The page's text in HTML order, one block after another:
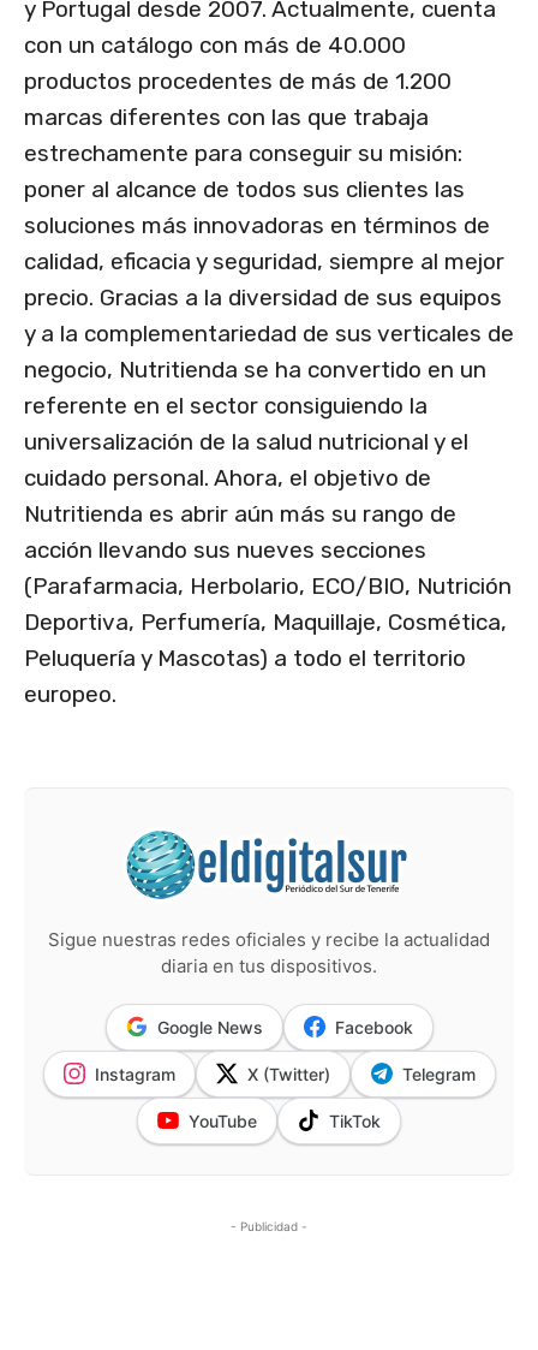
y Portugal desde 2007. Actualmente, cuenta
con un catálogo con más de 40.000
productos procedentes de más de 1.200
marcas diferentes con las que trabaja
estrechamente para conseguir su misión:
poner al alcance de todos sus clientes las
soluciones más innovadoras en términos de
calidad, eficacia y seguridad, siempre al mejor
precio. Gracias a la diversidad de sus equipos
y a la complementariedad de sus verticales de
negocio, Nutritienda se ha convertido en un
referente en el sector consiguiendo la
universalización de la salud nutricional y el
cuidado personal. Ahora, el objetivo de
Nutritienda es abrir aún más su rango de
acción llevando sus nueves secciones
(Parafarmacia, Herbolario, ECO/BIO, Nutrición
Deportiva, Perfumería, Maquillaje, Cosmética,
Peluquería y Mascotas) a todo el territorio
europeo.
Sigue nuestras redes oficiales y recibe la actualidad
diaria en tus dispositivos.
Google News Facebook
Instagram X (Twitter) Telegram
YouTube TikTok
- Publicidad -